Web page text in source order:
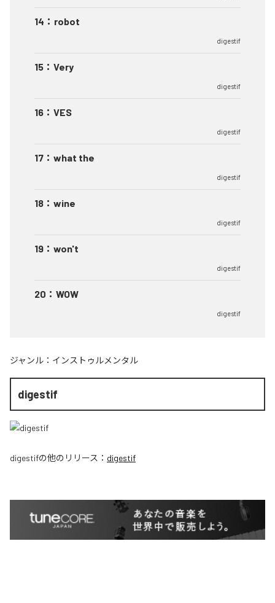
14 ： robot
digestif
15 ： Very
digestif
16 ： VES
digestif
17 ： what the
digestif
18 ： wine
digestif
19 ： won't
digestif
20 ： WOW
digestif
ジャンル： インストゥルメンタル
digestif
digestifの他のリリース： digestif